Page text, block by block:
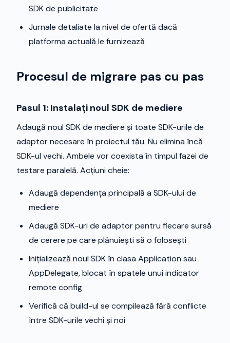
SDK de publicitate
Jurnale detaliate la nivel de ofertă dacă
platforma actuală le furnizează
Procesul de migrare pas cu pas
Pasul 1: Instalați noul SDK de mediere
Adaugă noul SDK de mediere și toate SDK-urile de
adaptor necesare în proiectul tău. Nu elimina încă
SDK-ul vechi. Ambele vor coexista în timpul fazei de
testare paralelă. Acțiuni cheie:
Adaugă dependența principală a SDK-ului de
mediere
Adaugă SDK-uri de adaptor pentru fiecare sursă
de cerere pe care plănuiești să o folosești
Inițializează noul SDK în clasa Application sau
AppDelegate, blocat în spatele unui indicator
remote config
Verifică că build-ul se compilează fără conflicte
între SDK-urile vechi și noi